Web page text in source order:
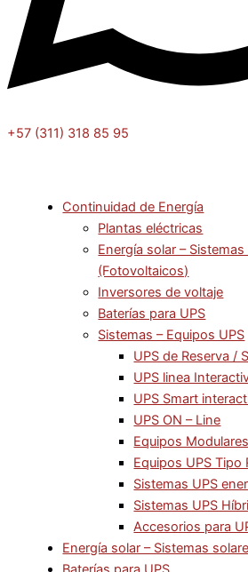
+57 (311) 318 85 95
Continuidad de Energía
Plantas eléctricas
Energía solar –
(Fotovoltaicos)
Inversores de voltaje
Baterías para UPS
Sistemas – Equipos UPS
UPS de Reserva /
UPS linea
UPS Smart
UPS ON – Line
Equipos
Equipos UPS Tipo
Sistemas UPS
Sistemas UPS
Accesorios para
Energía solar – Sistemas